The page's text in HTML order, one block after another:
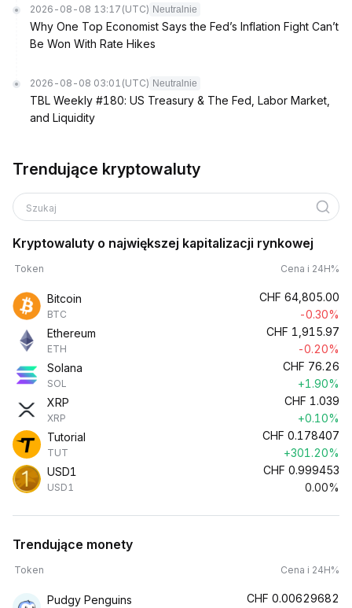
2026-08-08 13:17 (UTC) Neutralnie
Why One Top Economist Says the Fed’s Inflation Fight Can’t
Be Won With Rate Hikes
2026-08-08 03:01 (UTC) Neutralnie
TBL Weekly #180: US Treasury & The Fed, Labor Market,
and Liquidity
Trendujące kryptowaluty
Szukaj
Kryptowaluty o największej kapitalizacji rynkowej
Token Cena i 24H%
Bitcoin
BTC
CHF 64,805.00
-0.30%
Ethereum
ETH
CHF 1,915.97
-0.20%
Solana
SOL
CHF 76.26
+1.90%
XRP
XRP
CHF 1.039
+0.10%
Tutorial
TUT
CHF 0.178407
+301.20%
USD1
USD1
CHF 0.999453
0.00%
Trendujące monety
Token Cena i 24H%
Pudgy Penguins CHF 0.00629682